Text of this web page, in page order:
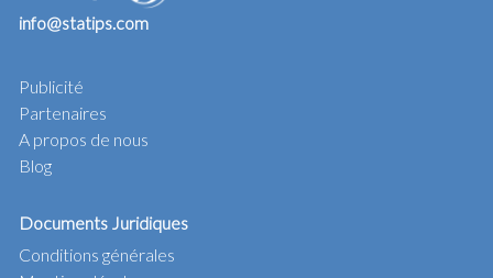
info@statips.com
Publicité
Partenaires
A propos de nous
Blog
Documents Juridiques
Conditions générales